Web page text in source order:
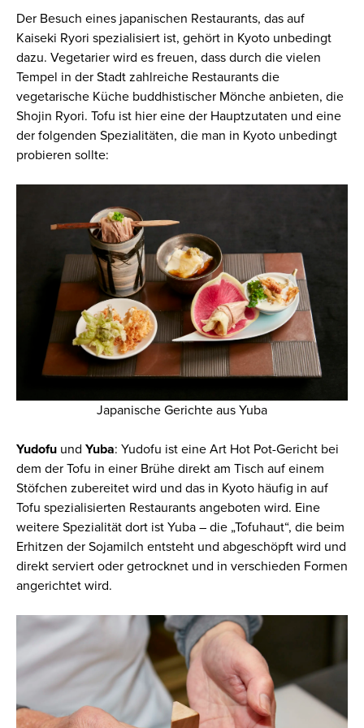
Der Besuch eines japanischen Restaurants, das auf
Kaiseki Ryori spezialisiert ist, gehört in Kyoto unbedingt
dazu. Vegetarier wird es freuen, dass durch die vielen
Tempel in der Stadt zahlreiche Restaurants die
vegetarische Küche buddhistischer Mönche anbieten, die
Shojin Ryori. Tofu ist hier eine der Hauptzutaten und eine
der folgenden Spezialitäten, die man in Kyoto unbedingt
probieren sollte:
Japanische Gerichte aus Yuba
Yudofu und Yuba: Yudofu ist eine Art Hot Pot-Gericht bei
dem der Tofu in einer Brühe direkt am Tisch auf einem
Stöfchen zubereitet wird und das in Kyoto häufig in auf
Tofu spezialisierten Restaurants angeboten wird. Eine
weitere Spezialität dort ist Yuba – die „Tofuhaut“, die beim
Erhitzen der Sojamilch entsteht und abgeschöpft wird und
direkt serviert oder getrocknet und in verschieden Formen
angerichtet wird.